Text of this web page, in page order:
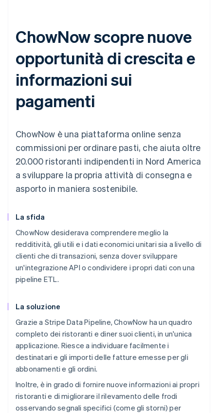
ChowNow scopre nuove
opportunità di crescita e
informazioni sui
pagamenti
ChowNow è una piattaforma online senza
commissioni per ordinare pasti, che aiuta oltre
20.000 ristoranti indipendenti in Nord America
a sviluppare la propria attività di consegna e
asporto in maniera sostenibile.
La sfida
ChowNow desiderava comprendere meglio la
redditività, gli utili e i dati economici unitari sia a livello di
clienti che di transazioni, senza dover sviluppare
un'integrazione API o condividere i propri dati con una
pipeline ETL.
La soluzione
Grazie a Stripe Data Pipeline, ChowNow ha un quadro
completo dei ristoranti e diner suoi clienti, in un'unica
applicazione. Riesce a individuare facilmente i
destinatari e gli importi delle fatture emesse per gli
abbonamenti e gli ordini.
Inoltre, è in grado di fornire nuove informazioni ai propri
ristoranti e di migliorare il rilevamento delle frodi
osservando segnali specifici (come gli storni) per